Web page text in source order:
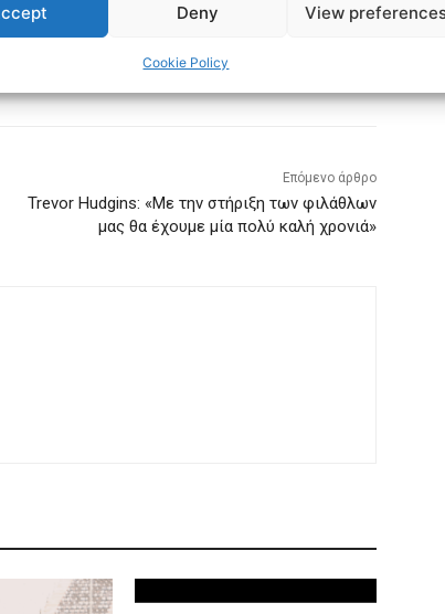
Deny View
Cookie Policy
Επόμενο άρθρο
Trevor Hudgins: «Με την στήριξη των φιλάθλων
μας θα έχουμε μία πολύ καλή χρονιά»